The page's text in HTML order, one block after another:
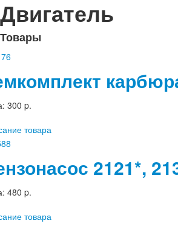
Двигатель
Товары
300 p.
товара
2121*,
480 p.
товара